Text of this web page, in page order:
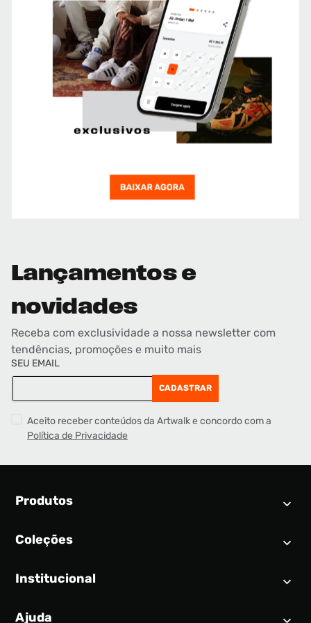
Lançamentos e
novidades
Receba com exclusividade a nossa newsletter com
tendências, promoções e muito mais
SEU EMAIL
CADASTRAR
Aceito receber conteúdos da Artwalk e concordo com a
Política de Privacidade
Produtos
Calendário SNEAKER
Tênis
Coleções
Air Jordan 1
Institucional
Quem somos
Ajuda